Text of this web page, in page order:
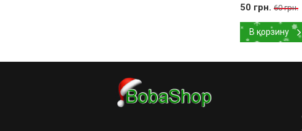
792328
50 грн. 60 грн.
В корзину